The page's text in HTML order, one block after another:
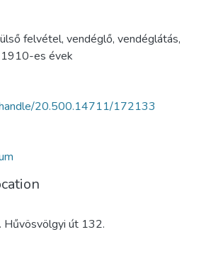
felvétel, vendéglő, vendéglátás,
1910-es évek
20.500.14711/172133
Hűvösvölgyi út 132.